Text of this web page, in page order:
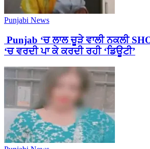
Punjabi News
Punjab ‘ਚ ਲਾਲ ਚੂੜੇ ਵਾਲੀ ਨਕਲੀ
‘ਚ ਵਰਦੀ ਪਾ ਕੇ ਕਰਦੀ ਰਹੀ ‘ਡਿਊਟੀ’